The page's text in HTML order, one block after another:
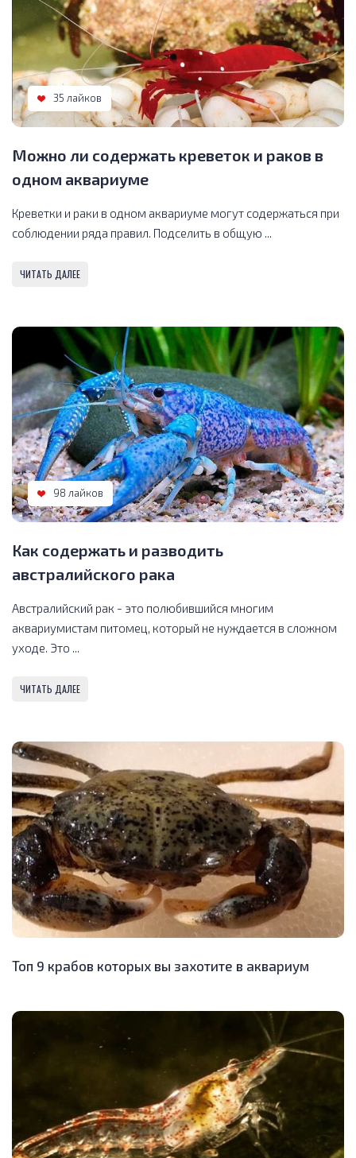
35 лайков
Можно ли содержать креветок и раков в
одном аквариуме
Креветки и раки в одном аквариуме могут содержаться при
соблюдении ряда правил. Подселить в общую ...
ЧИТАТЬ ДАЛЕЕ
98 лайков
Как содержать и разводить
австралийского рака
Австралийский рак - это полюбившийся многим
аквариумистам питомец, который не нуждается в сложном
уходе. Это ...
ЧИТАТЬ ДАЛЕЕ
Топ 9 крабов которых вы захотите в аквариум